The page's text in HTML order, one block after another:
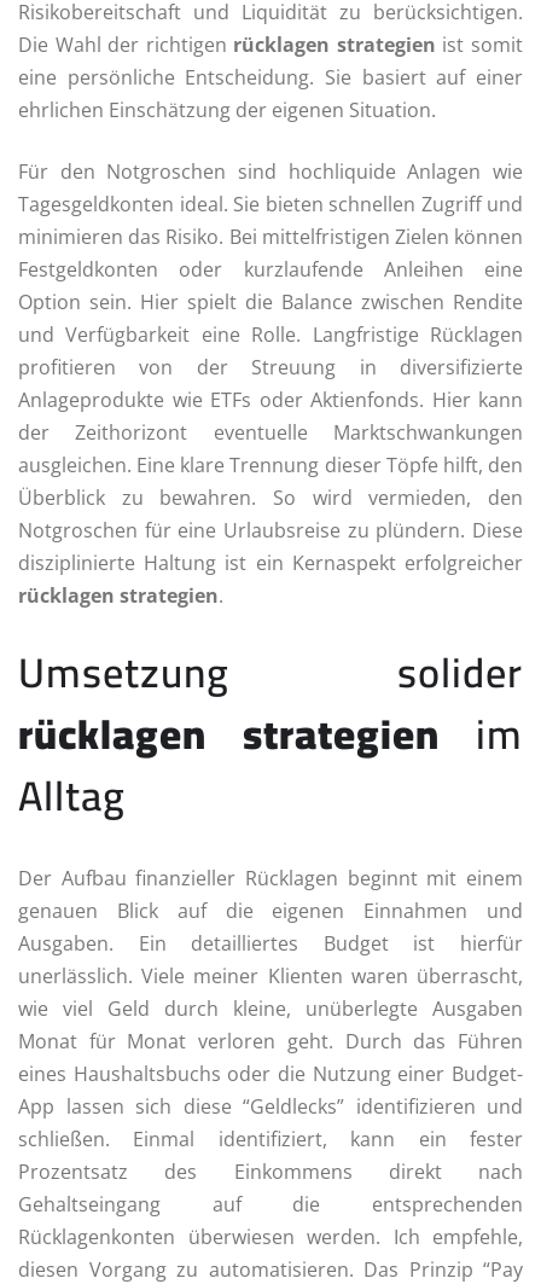
Risikobereitschaft und Liquidität zu berücksichtigen.
Die Wahl der richtigen rücklagen strategien ist somit
eine persönliche Entscheidung. Sie basiert auf einer
ehrlichen Einschätzung der eigenen Situation.
Für den Notgroschen sind hochliquide Anlagen wie
Tagesgeldkonten ideal. Sie bieten schnellen Zugriff und
minimieren das Risiko. Bei mittelfristigen Zielen können
Festgeldkonten oder kurzlaufende Anleihen eine
Option sein. Hier spielt die Balance zwischen Rendite
und Verfügbarkeit eine Rolle. Langfristige Rücklagen
profitieren von der Streuung in diversifizierte
Anlageprodukte wie ETFs oder Aktienfonds. Hier kann
der Zeithorizont eventuelle Marktschwankungen
ausgleichen. Eine klare Trennung dieser Töpfe hilft, den
Überblick zu bewahren. So wird vermieden, den
Notgroschen für eine Urlaubsreise zu plündern. Diese
disziplinierte Haltung ist ein Kernaspekt erfolgreicher
rücklagen strategien.
Umsetzung solider
rücklagen strategien im
Alltag
Der Aufbau finanzieller Rücklagen beginnt mit einem
genauen Blick auf die eigenen Einnahmen und
Ausgaben. Ein detailliertes Budget ist hierfür
unerlässlich. Viele meiner Klienten waren überrascht,
wie viel Geld durch kleine, unüberlegte Ausgaben
Monat für Monat verloren geht. Durch das Führen
eines Haushaltsbuchs oder die Nutzung einer Budget-
App lassen sich diese “Geldlecks” identifizieren und
schließen. Einmal identifiziert, kann ein fester
Prozentsatz des Einkommens direkt nach
Gehaltseingang auf die entsprechenden
Rücklagenkonten überwiesen werden. Ich empfehle,
diesen Vorgang zu automatisieren. Das Prinzip “Pay